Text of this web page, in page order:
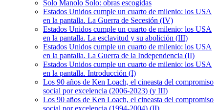
Solo Manolo Solo: obras escogidas
Estados Unidos cumple un cuarto de milenio: los USA
en la pantalla. La Guerra de Secesión (IV)
Estados Unidos cumple un cuarto de milenio: los USA
en la pantalla. La esclavitud y su abolición (III)
Estados Unidos cumple un cuarto de milenio: los USA
en la pantalla. La Guerra de la Independencia (II)
Estados Unidos cumple un cuarto de milenio: los USA
en la pantalla. Introducción (I)
Los 90 años de Ken Loach, el cineasta del compromiso
social por excelencia (2006-2023) (y III)
Los 90 años de Ken Loach, el cineasta del compromiso
social por excelencia (1994-2004) (II)